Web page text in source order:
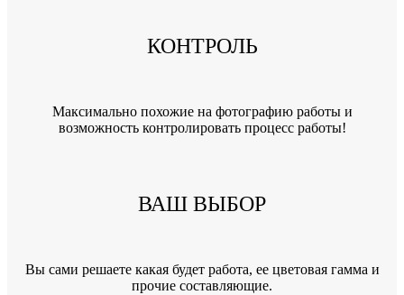
КОНТРОЛЬ
Максимально похожие на фотографию работы и
возможность контролировать процесс работы!
ВАШ ВЫБОР
Вы сами решаете какая будет работа, ее цветовая гамма и
прочие составляющие.